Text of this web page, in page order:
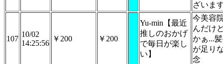
ざいま
107
10/02
14:25:56
￥200 ￥200
Yu-min【最近
推しのおかげ
で毎日が楽し
い】
今美容
んだけ
かぁ...
が足り
念